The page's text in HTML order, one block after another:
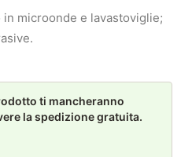
in microonde e lavastoviglie;
ti mancheranno
la spedizione gratuita.